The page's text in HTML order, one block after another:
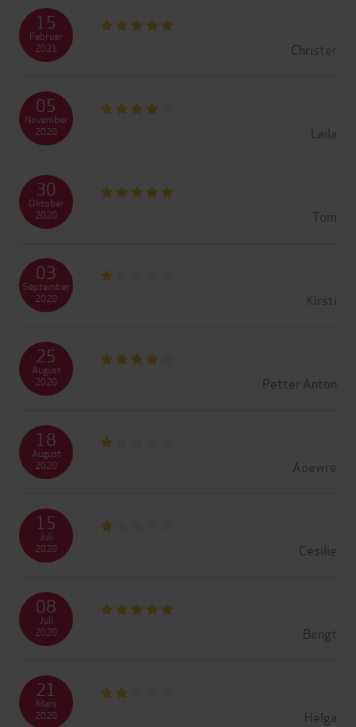
Christer
15
Februar
2021
Laila
05
November
2020
Tom
30
Oktober
2020
Kirsti
03
September
2020
Petter Anton
25
August
2020
Aoewre
18
August
2020
Cesilie
15
Juli
2020
Bengt
08
Juli
2020
Helga
21
Mars
2020